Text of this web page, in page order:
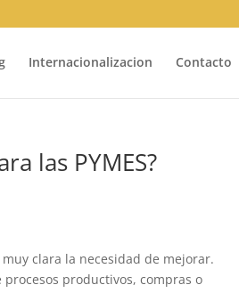
Internacionalizacion Contacto
las PYMES?
clara la necesidad de mejorar.
productivos, compras o